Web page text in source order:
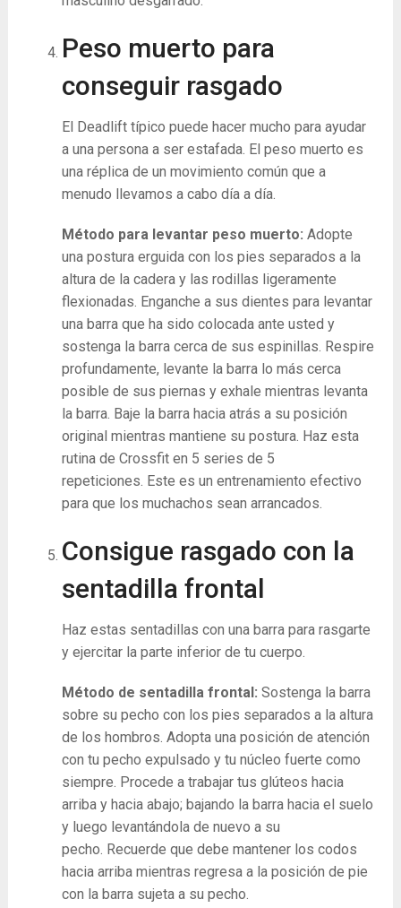
Peso muerto para
conseguir rasgado
El Deadlift típico puede hacer mucho para ayudar
a una persona a ser estafada. El peso muerto es
una réplica de un movimiento común que a
menudo llevamos a cabo día a día.
Método para levantar peso muerto: Adopte
una postura erguida con los pies separados a la
altura de la cadera y las rodillas ligeramente
flexionadas. Enganche a sus dientes para levantar
una barra que ha sido colocada ante usted y
sostenga la barra cerca de sus espinillas. Respire
profundamente, levante la barra lo más cerca
posible de sus piernas y exhale mientras levanta
la barra. Baje la barra hacia atrás a su posición
original mientras mantiene su postura. Haz esta
rutina de Crossfit en 5 series de 5
repeticiones. Este es un entrenamiento efectivo
para que los muchachos sean arrancados.
Consigue rasgado con la
sentadilla frontal
Haz estas sentadillas con una barra para rasgarte
y ejercitar la parte inferior de tu cuerpo.
Método de sentadilla frontal: Sostenga la barra
sobre su pecho con los pies separados a la altura
de los hombros. Adopta una posición de atención
con tu pecho expulsado y tu núcleo fuerte como
siempre. Procede a trabajar tus glúteos hacia
arriba y hacia abajo; bajando la barra hacia el suelo
y luego levantándola de nuevo a su
pecho. Recuerde que debe mantener los codos
hacia arriba mientras regresa a la posición de pie
con la barra sujeta a su pecho.